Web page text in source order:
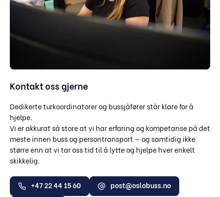
Kontakt oss gjerne
Dedikerte turkoordinatorer og bussjåfører står klare for å
hjelpe.
Vi er akkurat så store at vi har erfaring og kompetanse på det
meste innen buss og persontransport — og samtidig ikke
større enn at vi tar oss tid til å lytte og hjelpe hver enkelt
skikkelig.
+47 22 44 15 60
post@oslobuss.no